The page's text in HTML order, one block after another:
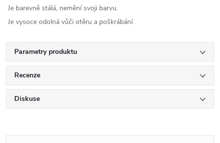
Je barevně stálá, nemění svoji barvu.
Je vysoce odolná vůči otěru a poškrábání.
Parametry produktu
Recenze
Diskuse